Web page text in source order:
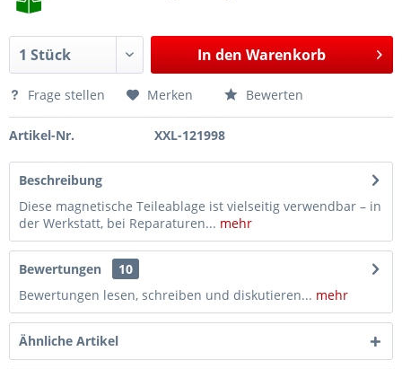
In den Warenkorb
Frage stellen Merken Bewerten
Artikel-Nr. XXL-121998
Beschreibung
Diese magnetische Teileablage ist vielseitig verwendbar – in
der Werkstatt, bei Reparaturen... mehr
Bewertungen
10
Bewertungen lesen, schreiben und diskutieren... mehr
Ähnliche Artikel